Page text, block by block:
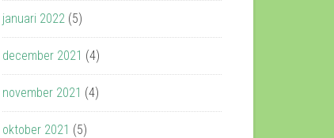
januari 2022 (5)
december 2021 (4)
november 2021 (4)
oktober 2021 (5)